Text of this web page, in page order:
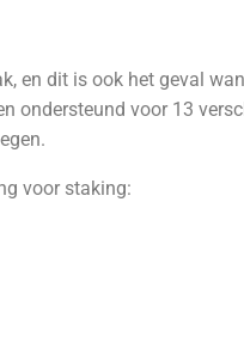
en dit is ook het geval
ondersteund voor 13
voor staking: